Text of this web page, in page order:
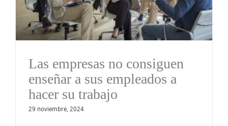
Las empresas no consiguen
enseñar a sus empleados a
hacer su trabajo
29 noviembre, 2024